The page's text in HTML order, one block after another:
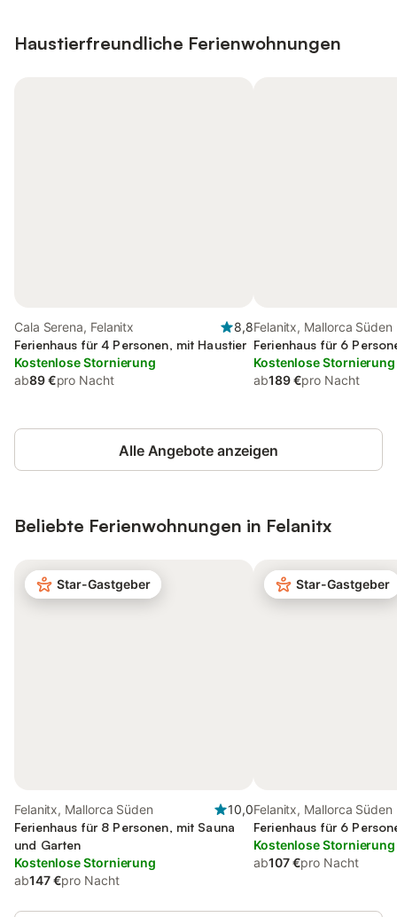
Haustierfreundliche Ferienwohnungen
Cala Serena, Felanitx
8,8
Ferienhaus für 4 Personen, mit Haustier
Kostenlose Stornierung
ab89 €pro Nacht
Felanitx, Mallorca Süden
Ferienhaus für 6
Kostenlose Stornierung
ab189 €pro Nacht
Alle Angebote anzeigen
Beliebte Ferienwohnungen in Felanitx
Star-Gastgeber
Felanitx, Mallorca Süden
10,0
Ferienhaus für 8 Personen, mit Sauna
und Garten
Kostenlose Stornierung
ab147 €pro Nacht
Star-Gastgeber
Felanitx, Mallorca Süden
Ferienhaus für 6
Kostenlose Stornierung
ab107 €pro Nacht